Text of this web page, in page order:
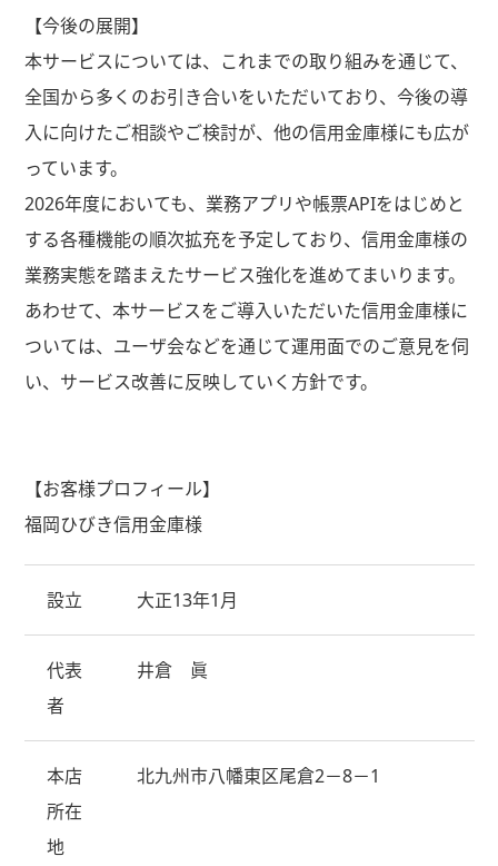
【今後の展開】
本サービスについては、これまでの取り組みを通じて、
全国から多くのお引き合いをいただいており、今後の導
入に向けたご相談やご検討が、他の信用金庫様にも広が
っています。
2026年度においても、業務アプリや帳票APIをはじめと
する各種機能の順次拡充を予定しており、信用金庫様の
業務実態を踏まえたサービス強化を進めてまいります。
あわせて、本サービスをご導入いただいた信用金庫様に
ついては、ユーザ会などを通じて運用面でのご意見を伺
い、サービス改善に反映していく方針です。
【お客様プロフィール】
福岡ひびき信用金庫様
設立 大正13年1月
代表
者
井倉 眞
本店
所在
地
北九州市八幡東区尾倉2－8－1